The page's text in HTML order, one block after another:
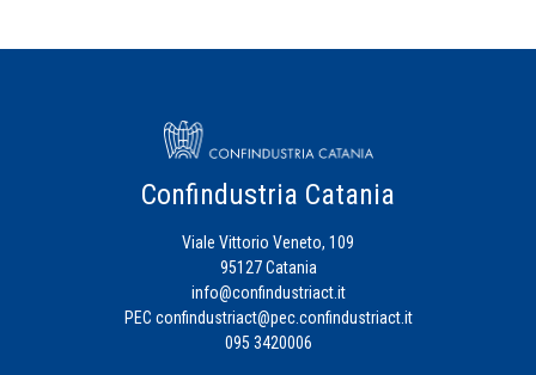
Confindustria Catania
Viale Vittorio Veneto, 109
95127 Catania
info@confindustriact.it
PEC confindustriact@pec.confindustriact.it
095 3420006